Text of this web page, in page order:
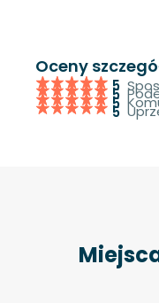
Oceny
5
5
5
5